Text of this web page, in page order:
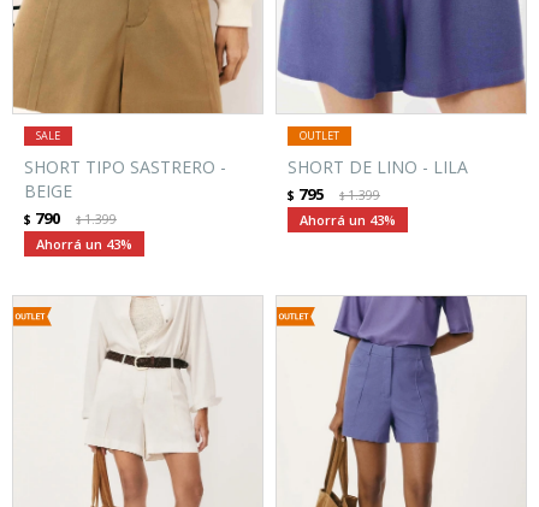
SHORT TIPO SASTRERO -
BEIGE
$ 790 $1.399
43
SHORT DE LINO - LILA
$ 795 $1.399
43